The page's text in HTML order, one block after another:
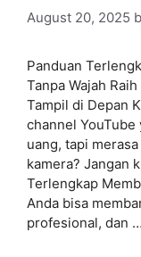
August 20, 2025
Panduan
Tanpa Wajah
Tampil di Depan
channel
uang, tapi
kamera? Jangan
Terlengkap
Anda bisa
profesional, dan …